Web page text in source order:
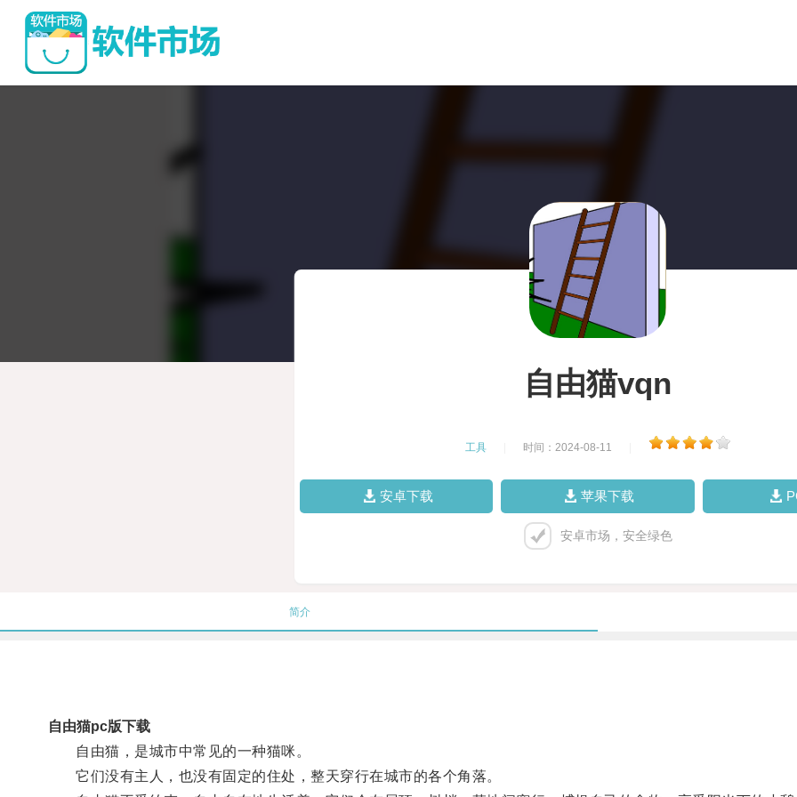
自由猫vqn
工具 时间：2024-08-11
安卓下载 苹果下载
安卓市场，安全绿色
简介
自由猫pc版下载
自由猫，是城市中常见的一种猫咪。
它们没有主人，也没有固定的住处，整天穿行在城市的各个角落。